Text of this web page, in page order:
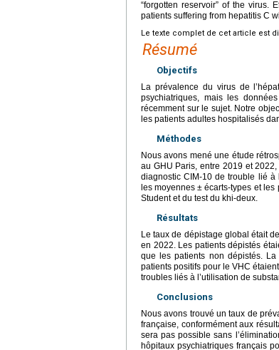
“forgotten reservoir” of the virus.
patients suffering from hepatitis C
Le texte complet de cet article est
Résumé
Objectifs
La prévalence du virus de
psychiatriques, mais les
récemment sur le sujet. Notre
les patients adultes hospitalisés
Méthodes
Nous avons mené une étude
au GHU Paris, entre 2019 et
diagnostic CIM-10 de trouble lié à
les moyennes ± écarts-types et les
Student et du test du khi-deux.
Résultats
Le taux de dépistage global était
en 2022. Les patients dépistés
que les patients non dépistés.
patients positifs pour le VHC
troubles liés à l’utilisation de
Conclusions
Nous avons trouvé un taux de
française, conformément aux
sera pas possible sans
hôpitaux psychiatriques français